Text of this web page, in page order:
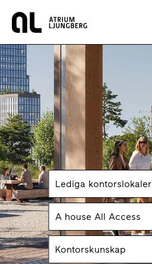
Hem
Lediga kontorslokaler
A house All Access
Kontorskunskap